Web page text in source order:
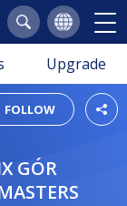
Upgrade
FOLLOW